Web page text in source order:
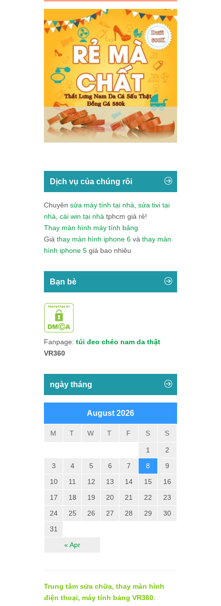
Dịch vụ của chúng rôi
Chuyên sửa máy tính tại nhà, sửa tivi tại
nhà, cài win tại nhà tphcm giá rẻ!
Thay màn hình máy tính bảng
Giá thay màn hình iphone 6 và thay màn
hình iphone 5 giá bao nhiêu
Bạn bè
Fanpage: túi đeo chéo nam da thật
VR360
ngày tháng
August 2026
M T W T F S S
« Apr
1
2
3
4 5 6 7 8
9
10
11 12 13 14 15
16
17
18 19 20 21 22
23
24
25 26 27 28 29
30
31
Trung tâm sửa chữa, thay màn hình
điện thoại, máy tính bảng VR360: